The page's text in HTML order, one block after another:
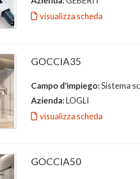
visualizza scheda
GOCCIA35
Campo d'impiego:Sistema
Azienda:LOGLI
visualizza scheda
GOCCIA50